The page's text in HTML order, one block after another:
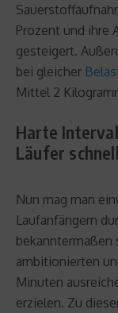
Prozent und ihre
gesteigert.
bei gleicher
Mittel 2
Harte
Läufer
Nun mag man
Laufanfängern
bekanntermaßen
ambitionierten
Minuten
erzielen. Zu